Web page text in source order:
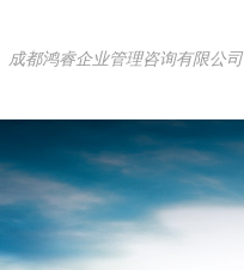
成都鸿睿企业管理咨询有限公司